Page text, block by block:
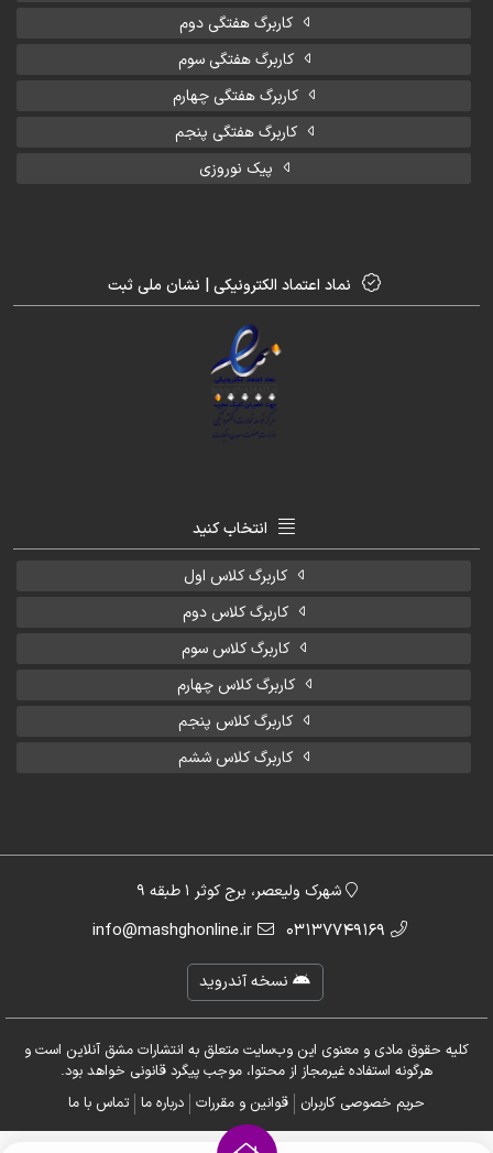
کاربرگ هفتگی دوم
کاربرگ هفتگی سوم
کاربرگ هفتگی چهارم
کاربرگ هفتگی پنجم
پیک نوروزی
نماد اعتماد الکترونیکی | نشان ملی ثبت
انتخاب کنید
کاربرگ کلاس اول
کاربرگ کلاس دوم
کاربرگ کلاس سوم
کاربرگ کلاس چهارم
کاربرگ کلاس پنجم
کاربرگ کلاس ششم
شهرک ولیعصر، برج کوثر 1 طبقه 9
03137749169
info@mashghonline.ir
نسخه آندروید
کلیه حقوق مادی و معنوی این وب‌سایت متعلق به انتشارات مشق آنلاین است و
هرگونه استفاده غیرمجاز از محتوا، موجب پیگرد قانونی خواهد بود.
حریم خصوصی کاربران قوانین و مقررات درباره ما تماس با ما